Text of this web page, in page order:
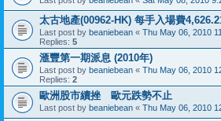
太古地產(00962-HK) 每手入場費
Last post by beaniebean « Thu May 06, 2010
Replies: 5
滙豐第一期派息 (2010年)
Last post by beaniebean « Thu May 06, 2010
Replies: 2
歐洲股市續挫 歐元跌勢不止
Last post by beaniebean « Thu May 06, 2010